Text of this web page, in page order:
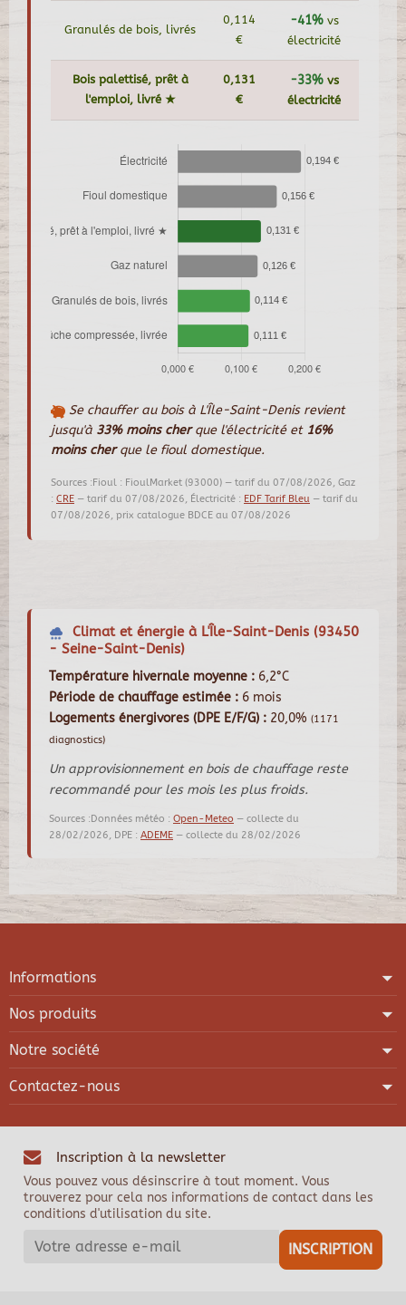
Granulés de bois, livrés
0,114
€
-41%vs
électricité
Bois palettisé, prêt à
l'emploi, livré ★
0,131
€
-33%vs
électricité
Se chauffer au bois à L'Île-Saint-Denis revient
jusqu'à 33% moins cherque l'électricité et 16%
moins cherque le fioul domestique.
Sources :Fioul : FioulMarket (93000) — tarif du 07/08/2026, Gaz
: CRE — tarif du 07/08/2026, Électricité : EDF Tarif Bleu — tarif du
07/08/2026, prix catalogue BDCE au 07/08/2026
Climat et énergie à L'Île-Saint-Denis (93450
- Seine-Saint-Denis)
Température hivernale moyenne : 6,2°C
Période de chauffage estimée : 6 mois
Logements énergivores (DPE E/F/G) : 20,0% (1171
diagnostics)
Un approvisionnement en bois de chauffage reste
recommandé pour les mois les plus froids.
Sources :Données météo : Open-Meteo — collecte du
28/02/2026, DPE : ADEME — collecte du 28/02/2026
Informations
Nos produits
Notre société
Contactez-nous
Inscription à la newsletter
Vous pouvez vous désinscrire à tout moment. Vous
trouverez pour cela nos informations de contact dans les
conditions d'utilisation du site.